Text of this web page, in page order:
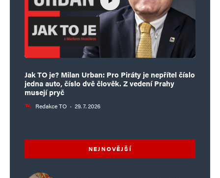
Jak TO je? Milan Urban: Pro Piráty je nepřítel číslo
jedna auto, číslo dvě člověk. Z vedení Prahy
musejí pryč
Redakce TO · 29. 7. 2026
NEJNOVĚJŠÍ